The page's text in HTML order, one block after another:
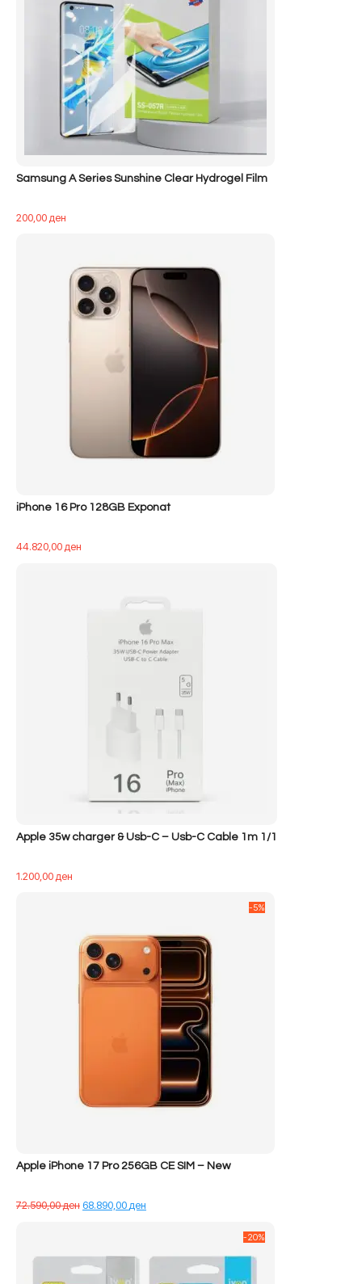
Samsung A Series Sunshine Clear Hydrogel Film
200,00ден
iPhone 16 Pro 128GB Exponat
44.820,00ден
Apple 35w charger & Usb-C – Usb-C Cable 1m 1/1
1.200,00ден
Apple iPhone 17 Pro 256GB CE SIM – New
72.590,00денÇmimi
68.890,00ден
68.890,00 ден.
-5%
-20%